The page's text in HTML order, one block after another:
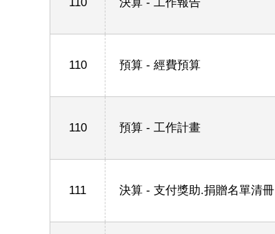
110 預算 - 經費預算
110 預算 - 工作計畫
111 決算 - 支付獎助.捐贈名單清冊